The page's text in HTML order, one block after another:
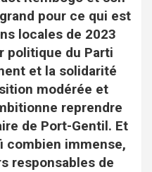
pour ce qui est
locales de 2023
politique du Parti
et la solidarité
modérée et
reprendre
de Port-Gentil. Et
combien immense,
responsables de